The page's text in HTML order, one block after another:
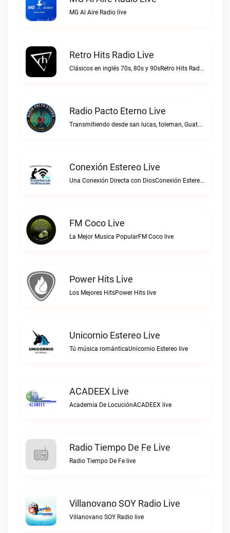
MG Al Aire Radio live
Retro Hits Radio Live
Clásicos en inglés 70s, 80s y 90sRetro Hits Radio live
Radio Pacto Eterno Live
Transmitiendo desde san lucas, toleman, Guatemala. Centro america.Radio Pacto Eterno live
Conexión Estereo Live
Una Conexión Directa con DiosConexión Estereo live
FM Coco Live
La Mejor Musica PopularFM Coco live
Power Hits Live
Los Mejores HitsPower Hits live
Unicornio Estereo Live
Tú música románticaUnicornio Estereo live
ACADEEX Live
Academia De LocuciónACADEEX live
Radio Tiempo De Fe Live
Radio Tiempo De Fe live
Villanovano SOY Radio Live
Villanovano SOY Radio live